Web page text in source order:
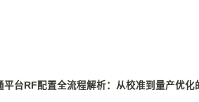
平台RF配置全流程解析：从校准到量产优化